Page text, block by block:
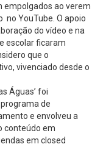
empolgados ao verem
no YouTube. O apoio
do vídeo e na
escolar ficaram
que o
vivenciado desde o
Águas’ foi
de
e envolveu a
conteúdo em
em closed